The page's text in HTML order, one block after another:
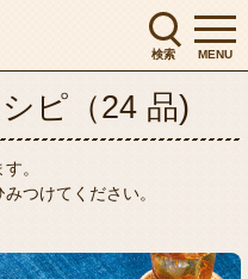
検索 MENU
ピ（24 品)
。
つけてください。